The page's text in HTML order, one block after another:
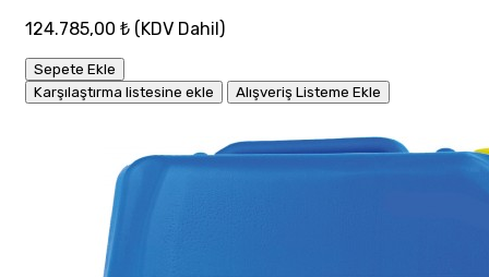
124.785,00 ₺ (KDV Dahil)
Sepete Ekle
Karşılaştırma listesine ekle
Alışveriş Listeme Ekle